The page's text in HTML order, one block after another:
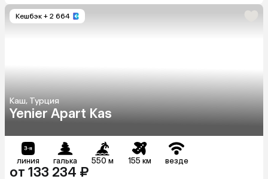
Кешбэк + 2 664
Каш, Турция
Yenier Apart Kas
линия галька 550 м 155 км везде
от 133 234 ₽